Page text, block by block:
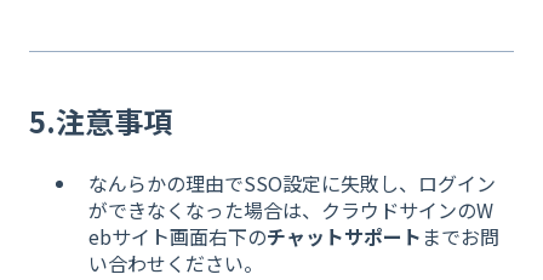
5.注意事項
なんらかの理由でSSO設定に失敗し、ログイン
ができなくなった場合は、クラウドサインのW
ebサイト画面右下のチャットサポート までお問
い合わせください。